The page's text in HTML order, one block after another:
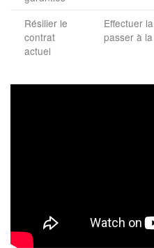
Résilier le
contrat
actuel
Effectuer
passer à